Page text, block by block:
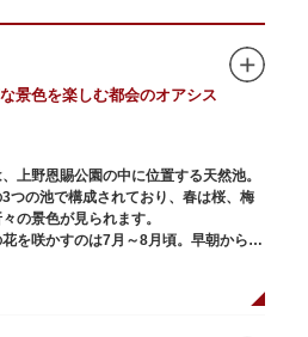
景色を楽しむ都会のオアシス
上野恩賜公園の中に位置する天然池。
つの池で構成されており、春は桜、梅
の景色が見られます。
を咲かすのは7月～8月頃。早朝から午
くの観光客が朝早くから池を訪れま
るデッキを散歩しながら朝の不忍池を